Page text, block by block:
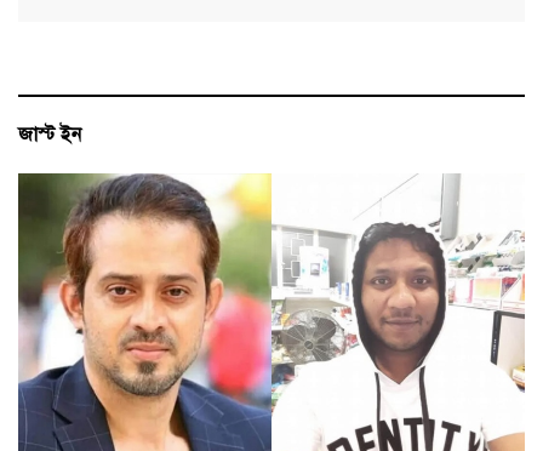
জাস্ট ইন